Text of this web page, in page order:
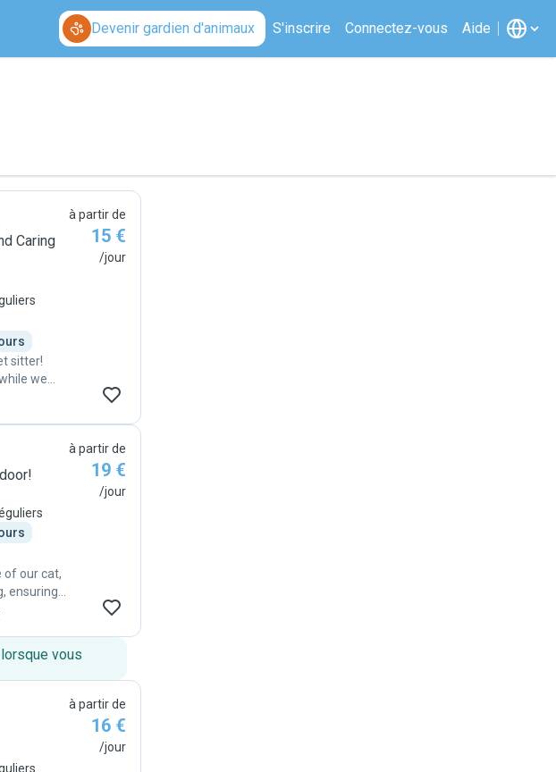
Devenir gardien d'animaux S'inscrire Connectez-vous Aide
Caring
sitter!
we
making
We
the
pets. It
in such
to
à partir de
15 €
/jour
of our cat,
ensuring
We
grateful to
cat
à partir de
19 €
/jour
vous
à partir de
16 €
/jour